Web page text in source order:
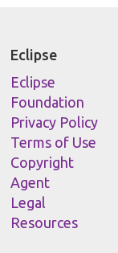
Eclipse
Eclipse
Foundation
Privacy Policy
Terms of Use
Copyright
Agent
Legal
Resources